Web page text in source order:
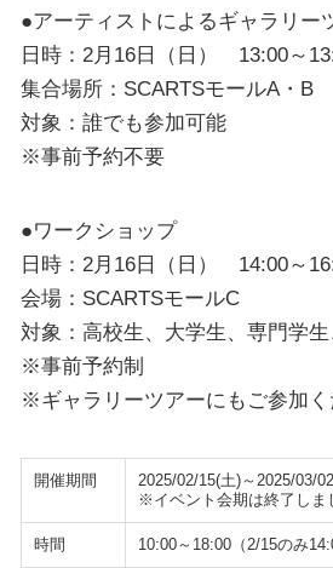
●アーティストによるギャラリー
日時：2月16日（日） 13:00～
集合場所：SCARTSモールA・B
対象：誰でも参加可能
※事前予約不要
●ワークショップ
日時：2月16日（日） 14:00～
会場：SCARTSモールC
対象：高校生、大学生、専門学
※事前予約制
※ギャラリーツアーにもご参加く
開催期間
2025/02/15(土)～2025/03/
※イベント会期は終了しま
時間 10:00～18:00（2/15のみ